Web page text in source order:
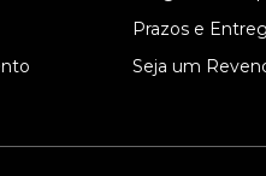
Prazos e
Seja um